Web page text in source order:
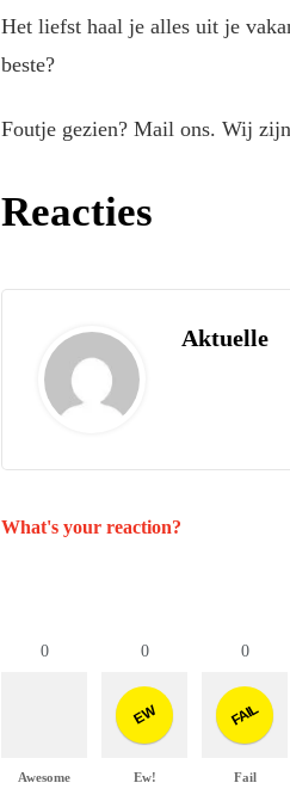
Het liefst haal je alles uit je
beste?
Foutje gezien? Mail ons. Wij
Reacties
Aktuelle
What's your reaction?
0
Awesome
0
EW
Ew!
0
FAIL
Fail